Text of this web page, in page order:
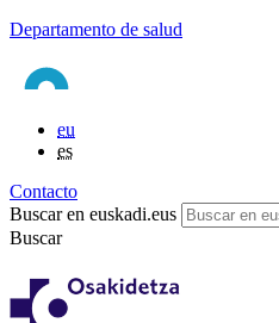
Departamento de salud
eu
es
Contacto
Buscar en euskadi.eus
Buscar